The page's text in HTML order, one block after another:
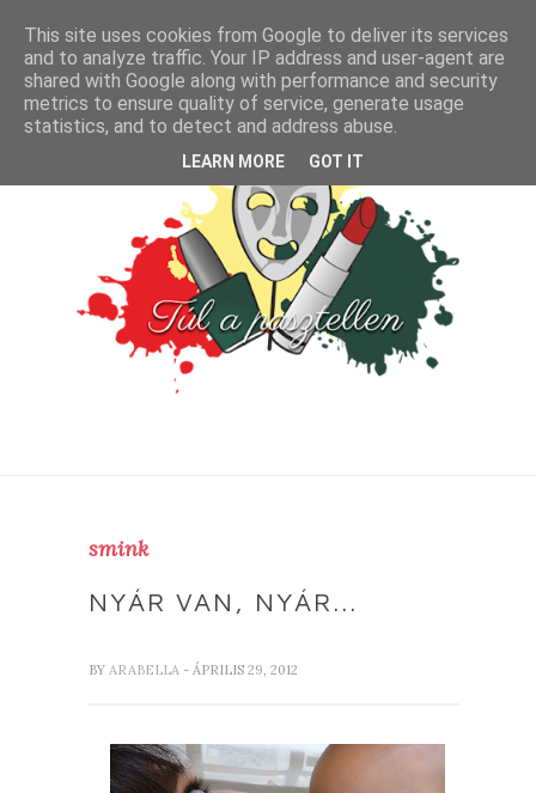
smink
NYÁR VAN, NYÁR...
BY ARABELLA - ÁPRILIS 29, 2012
This site uses cookies from Google to deliver its services
and to analyze traffic. Your IP address and user-agent are
shared with Google along with performance and security
metrics to ensure quality of service, generate usage
statistics, and to detect and address abuse.
LEARN MORE GOT IT